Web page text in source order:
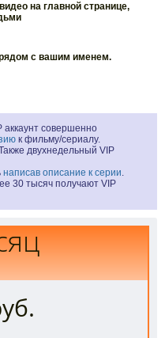
на главной странице,
с вашим именем.
совершенно
к фильму/сериалу.
двухнедельный VIP
написав описание к серии.
30 тысяч получают VIP